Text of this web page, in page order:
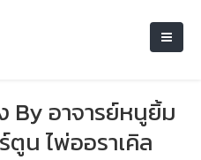
By อาจารย์หนูยิ้ม
น ไพ่ออราเคิล